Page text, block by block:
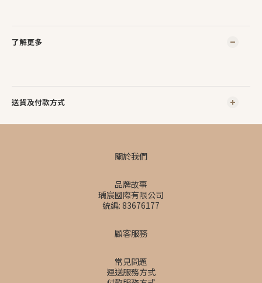
了解更多
送貨及付款方式
關於我們
品牌故事
瑀宸國際有限公司
統編: 83676177
顧客服務
常見問題
運送服務方式